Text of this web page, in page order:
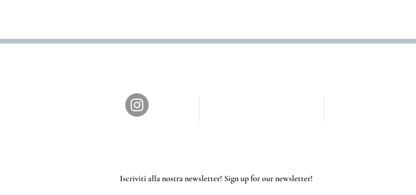
Iscriviti alla nostra newsletter! Sign up for our newsletter!